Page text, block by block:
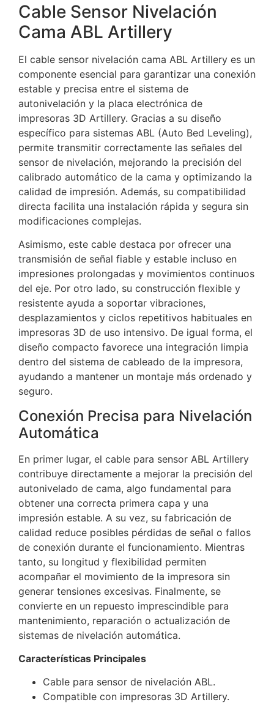
Cable Sensor Nivelación
Cama ABL Artillery
El cable sensor nivelación cama ABL Artillery es un
componente esencial para garantizar una conexión
estable y precisa entre el sistema de
autonivelación y la placa electrónica de
impresoras 3D Artillery. Gracias a su diseño
específico para sistemas ABL (Auto Bed Leveling),
permite transmitir correctamente las señales del
sensor de nivelación, mejorando la precisión del
calibrado automático de la cama y optimizando la
calidad de impresión. Además, su compatibilidad
directa facilita una instalación rápida y segura sin
modificaciones complejas.
Asimismo, este cable destaca por ofrecer una
transmisión de señal fiable y estable incluso en
impresiones prolongadas y movimientos continuos
del eje. Por otro lado, su construcción flexible y
resistente ayuda a soportar vibraciones,
desplazamientos y ciclos repetitivos habituales en
impresoras 3D de uso intensivo. De igual forma, el
diseño compacto favorece una integración limpia
dentro del sistema de cableado de la impresora,
ayudando a mantener un montaje más ordenado y
seguro.
Conexión Precisa para Nivelación
Automática
En primer lugar, el cable para sensor ABL Artillery
contribuye directamente a mejorar la precisión del
autonivelado de cama, algo fundamental para
obtener una correcta primera capa y una
impresión estable. A su vez, su fabricación de
calidad reduce posibles pérdidas de señal o fallos
de conexión durante el funcionamiento. Mientras
tanto, su longitud y flexibilidad permiten
acompañar el movimiento de la impresora sin
generar tensiones excesivas. Finalmente, se
convierte en un repuesto imprescindible para
mantenimiento, reparación o actualización de
sistemas de nivelación automática.
Características Principales
Cable para sensor de nivelación ABL.
Compatible con impresoras 3D Artillery.